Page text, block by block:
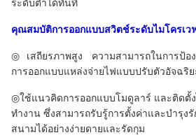
ระดับต่ำได้ทันที
คุณสมบัติการออกแบบสวิตช์ระดับไมโครเว
◎เสถียรภาพสูง ความสามารถในการป้อง
การออกแบบแหล่งจ่ายไฟแบบปรับตัวอัจฉริย
◎ใช้แนวคิดการออกแบบโมดูลาร์ และติดตั้
ทำงาน ซึ่งสามารถรับรู้การตั้งค่าและบำรุง
สนามได้อย่างง่ายดายและรัดกุม